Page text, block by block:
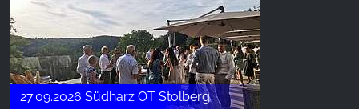
27.09.2026 Südharz OT Stolberg